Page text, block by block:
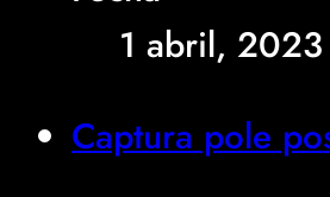
1 abril, 2023
Captura pole